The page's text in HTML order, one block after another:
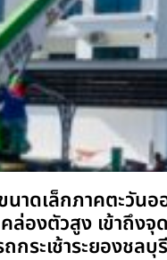
นาดเล็กภาคตะวันอ
ล่องตัวสูง เข้าถึงจุ
กระเช้าระยองชล